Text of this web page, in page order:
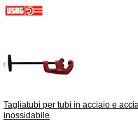
Tagliatubi per tubi in acciaio e
inossidabile